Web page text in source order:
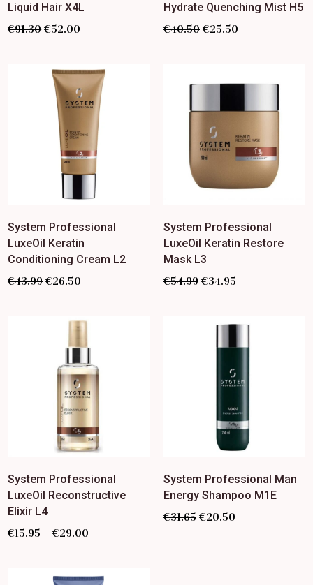
Liquid Hair X4L
€91.30 €52.00
Hydrate Quenching Mist H5
€40.50 €25.50
System Professional
LuxeOil Keratin
Conditioning Cream L2
€43.99 €26.50
System Professional
LuxeOil Keratin Restore
Mask L3
€54.99 €34.95
System Professional
LuxeOil Reconstructive
Elixir L4
€15.95 –€29.00
System Professional Man
Energy Shampoo M1E
€31.65 €20.50